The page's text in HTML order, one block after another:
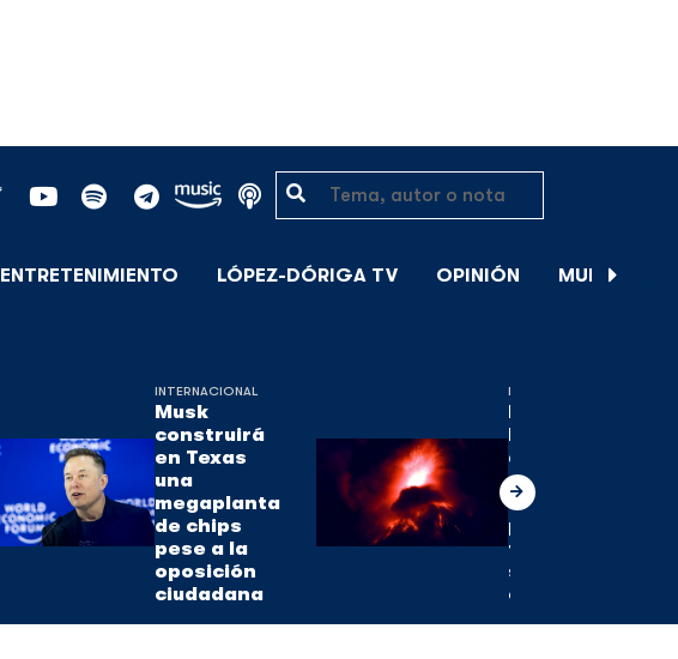
ENTRETENIMIENTO LÓPEZ-DÓRIGA TV OPINIÓN MUNDIAL
INTERNACIONAL
Musk
construirá
en Texas
una
megaplanta
de chips
pese a la
oposición
ciudadana
INTERNACIONAL
El volcán de
Fuego, uno
de los tres
activos en
Guatemala,
pierde
fuerza en
sus
erupciones